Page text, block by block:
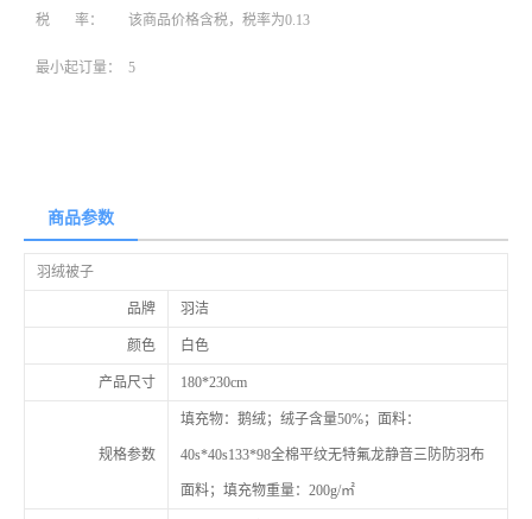
税 率： 该商品价格含税，税率为0.13
最小起订量： 5
商品参数
羽绒被子
品牌 羽洁
颜色 白色
产品尺寸 180*230cm
规格参数
填充物：鹅绒；绒子含量50%；面料：
40s*40s133*98全棉平纹无特氟龙静音三防防羽布
面料；填充物重量：200g/㎡